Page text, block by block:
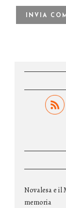
Novalesa e il
memoria